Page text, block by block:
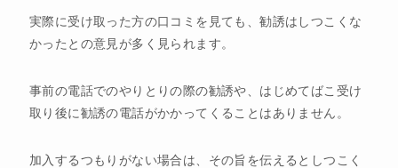
実際に受け取った方の口コミを見ても、勧誘はしつこくな
かったとの意見が多く見られます。
事前の電話でのやりとりの際の勧誘や、はじめてばこ受け
取り後に勧誘の電話がかかってくることはありません。
加入するつもりがない場合は、その旨を伝えるとしつこく